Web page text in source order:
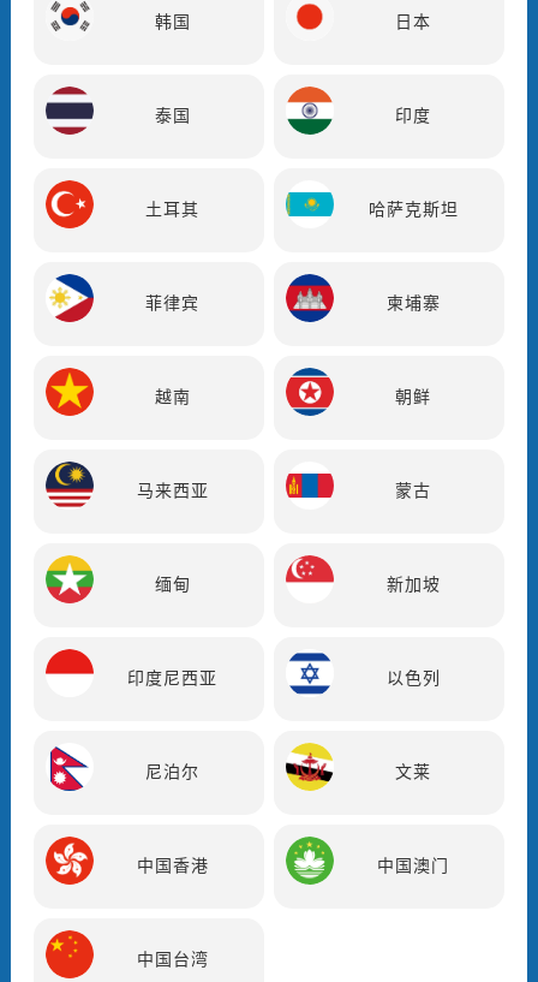
韩国 日本
泰国 印度
土耳其 哈萨克斯坦
菲律宾 柬埔寨
越南 朝鲜
马来西亚 蒙古
缅甸 新加坡
印度尼西亚 以色列
尼泊尔 文莱
中国香港 中国澳门
中国台湾